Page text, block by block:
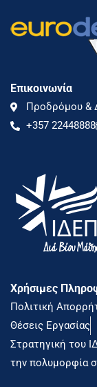
Επικοινωνία
Προδρόμου &
+357 22448888
Χρήσιμες
Πολιτική
Θέσεις Εργασίας
Στρατηγική του
την πολυμορφία